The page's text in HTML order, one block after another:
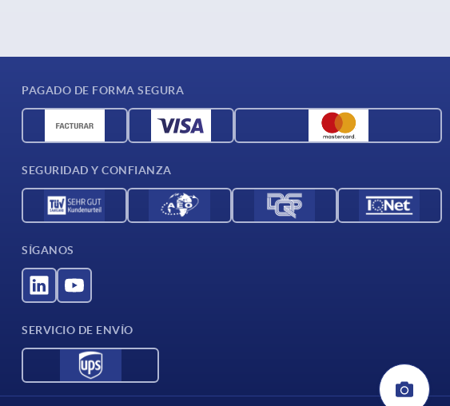
PAGADO DE FORMA SEGURA
SEGURIDAD Y CONFIANZA
SÍGANOS
SERVICIO DE ENVÍO